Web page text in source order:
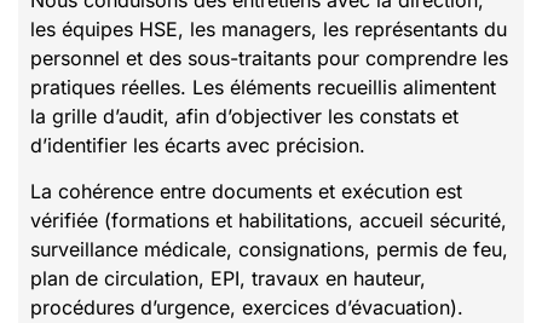
les équipes HSE, les managers, les représentants du
personnel et des sous-traitants pour comprendre les
pratiques réelles. Les éléments recueillis alimentent
la grille d’audit, afin d’objectiver les constats et
d’identifier les écarts avec précision.
La cohérence entre documents et exécution est
vérifiée (formations et habilitations, accueil sécurité,
surveillance médicale, consignations, permis de feu,
plan de circulation, EPI, travaux en hauteur,
procédures d’urgence, exercices d’évacuation).